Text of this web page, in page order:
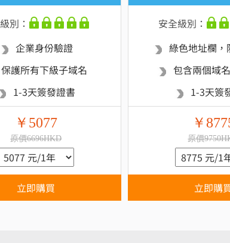
別：
企業身份驗證
保護所有下級子域名
1-3天簽發證書
￥5077
原價6696HKD
立即購買
安全級別：
綠色地址欄，
包含兩個域
1-3天簽
￥
原價
立即購